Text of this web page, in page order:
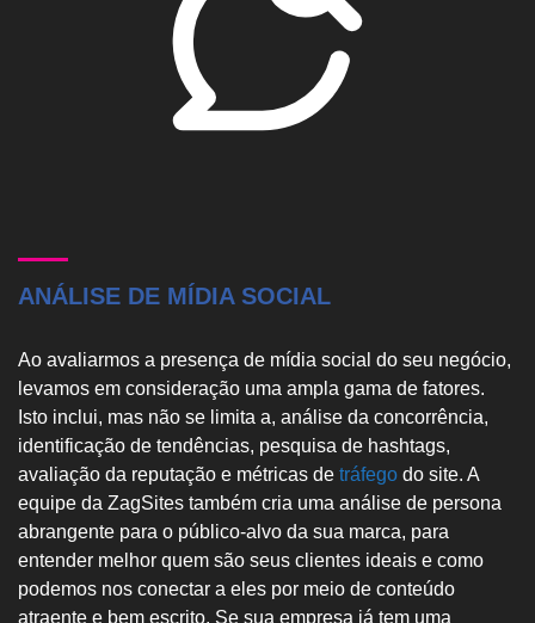
ANÁLISE DE MÍDIA SOCIAL
Ao avaliarmos a presença de mídia social do seu negócio,
levamos em consideração uma ampla gama de fatores.
Isto inclui, mas não se limita a, análise da concorrência,
identificação de tendências, pesquisa de hashtags,
avaliação da reputação e métricas de tráfego do site. A
equipe da ZagSites também cria uma análise de persona
abrangente para o público-alvo da sua marca, para
entender melhor quem são seus clientes ideais e como
podemos nos conectar a eles por meio de conteúdo
atraente e bem escrito. Se sua empresa já tem uma
Mídias Sociais
Outros
ENVIAR
WHATSAPP: (62) 99168 - 8014